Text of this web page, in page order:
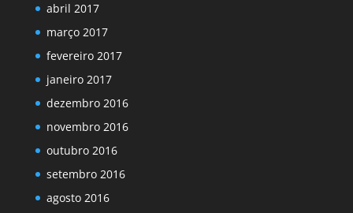
abril 2017
março 2017
fevereiro 2017
janeiro 2017
dezembro 2016
novembro 2016
outubro 2016
setembro 2016
agosto 2016